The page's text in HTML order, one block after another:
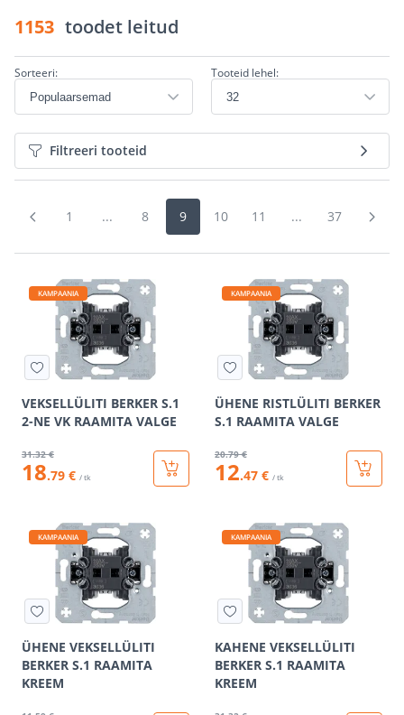
1153 toodet leitud
Sorteeri: Tooteid lehel:
Filtreeri tooteid
1 ... 8 9 10 11 ... 37
KAMPAANIA
VEKSELLÜLITI BERKER S.1
2-NE VK RAAMITA VALGE
31.32 €
18.79 € / tk
KAMPAANIA
ÜHENE RISTLÜLITI BERKER
S.1 RAAMITA VALGE
20.79 €
12.47 € / tk
KAMPAANIA
ÜHENE VEKSELLÜLITI
BERKER S.1 RAAMITA
KREEM
KAMPAANIA
KAHENE VEKSELLÜLITI
BERKER S.1 RAAMITA
KREEM